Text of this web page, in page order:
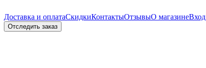
Доставка и оплатаСкидкиКонтактыОтзывыО магазинеВход
Отследить заказ